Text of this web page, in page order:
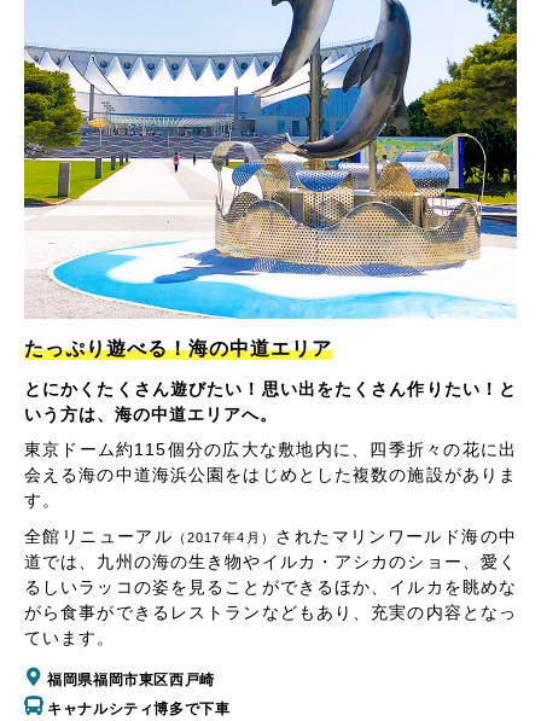
たっぷり遊べる！海の中道エリア
とにかくたくさん遊びたい！思い出をたくさん作りたい！と
いう方は、海の中道エリアへ。
東京ドーム約115個分の広大な敷地内に、四季折々の花に出
会える海の中道海浜公園をはじめとした複数の施設がありま
す。
全館リニューアル （2017年4月） されたマリンワールド海の中
道では、九州の海の生き物やイルカ・アシカのショー、愛く
るしいラッコの姿を見ることができるほか、イルカを眺めな
がら食事ができるレストランなどもあり、充実の内容となっ
ています。
福岡県福岡市東区西戸崎
キャナルシティ博多で下車